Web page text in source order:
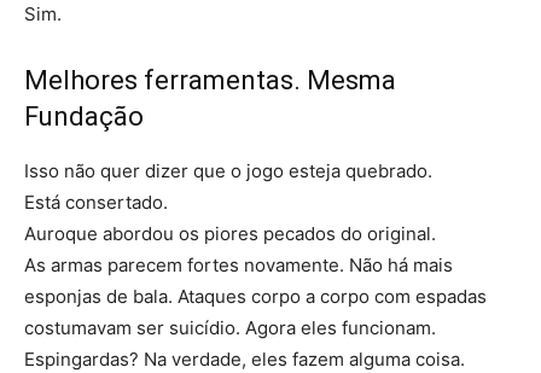
Sim.
Melhores ferramentas. Mesma
Fundação
Isso não quer dizer que o jogo esteja quebrado.
Está consertado.
Auroque abordou os piores pecados do original.
As armas parecem fortes novamente. Não há mais
esponjas de bala. Ataques corpo a corpo com espadas
costumavam ser suicídio. Agora eles funcionam.
Espingardas? Na verdade, eles fazem alguma coisa.